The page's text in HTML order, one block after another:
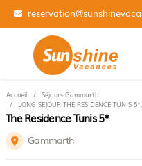
01 84 14 31 99
Accueil
Séjours Gammarth
LONG SEJOUR THE RESIDENCE
The Residence Tunis 5*
Gammarth